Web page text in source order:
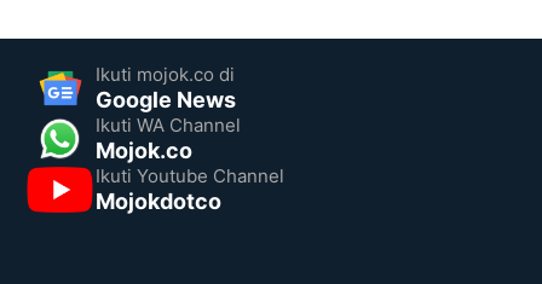
Ikuti mojok.co di
Google News
Ikuti WA Channel
Mojok.co
Ikuti Youtube Channel
Mojokdotco